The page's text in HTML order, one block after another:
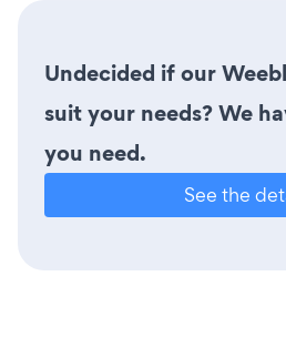
Undecided if our
suit your needs? We
you need.
See the